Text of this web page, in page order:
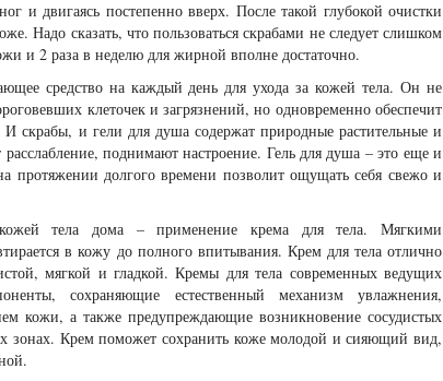
и двигаясь постепенно вверх. После такой глубокой очистки
Надо сказать, что пользоваться скрабами не следует слишком
и 2 раза в неделю для жирной вполне достаточно.
средство на каждый день для ухода за кожей тела. Он не
клеточек и загрязнений, но одновременно обеспечит
скрабы, и гели для душа содержат природные растительные и
расслабление, поднимают настроение. Гель для душа – это еще и
протяжении долгого времени позволит ощущать себя свежо и
тела дома – применение крема для тела. Мягкими
в кожу до полного впитывания. Крем для тела отлично
мягкой и гладкой. Кремы для тела современных ведущих
сохраняющие естественный механизм увлажнения,
кожи, а также предупреждающие возникновение сосудистых
зонах. Крем поможет сохранить коже молодой и сияющий вид,